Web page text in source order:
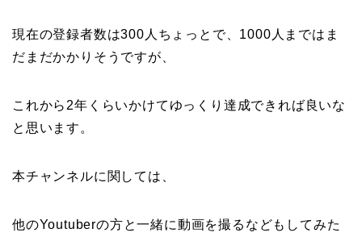
現在の登録者数は300人ちょっとで、1000人まではま
だまだかかりそうですが、
これから2年くらいかけてゆっくり達成できれば良いな
と思います。
本チャンネルに関しては、
他のYoutuberの方と一緒に動画を撮るなどもしてみた